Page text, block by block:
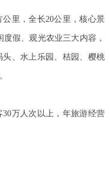
里，全长20公里，核心景
假、观光农业三大内容，
、水上乐园、桔园、樱桃
万人次以上，年旅游经营